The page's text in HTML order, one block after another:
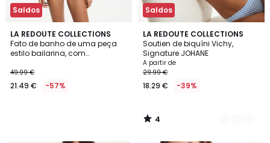
Saldos
LA REDOUTE COLLECTIONS
Fato de banho de uma peça
estilo bailarina, com
49.99 €
21.49 € -57%
Saldos
LA REDOUTE COLLECTIONS
Soutien de biquíni Vichy,
Signature JOHANE
A partir de
29.99 €
18.29 € -39%
4
/
5
2
Cores
4
/